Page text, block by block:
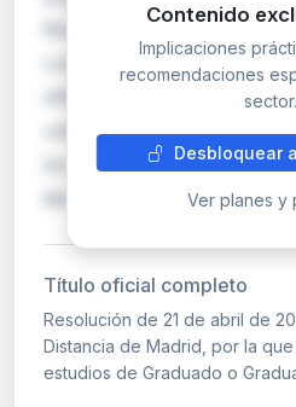
titulaciones de Graduado
cumpliendo con la
oficial de los programas
universitarios. Esta
los estudiantes actuales y
dichas titul…
Contenido
Implicaciones
recomendaciones
sector.
Desbloquear
Ver planes y
Título oficial completo
Resolución de 21 de abril de
Distancia de Madrid, por la
estudios de Graduado o